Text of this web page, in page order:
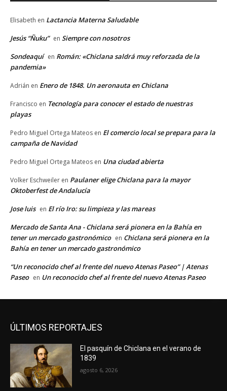
Elisabeth en Lactancia Materna Saludable
Jesús “Ñuku” en Siempre con nosotros
Sondeaquí en Román: «Chiclana saldrá muy reforzada de la
pandemia»
Adrián en Enero de 1848. Un aeronauta en Chiclana
Francisco en Tecnología para conocer el estado de nuestras
playas
Pedro Miguel Ortega Mateos en El comercio local se prepara para la
campaña de Navidad
Pedro Miguel Ortega Mateos en Una ciudad abierta
Volker Eschweiler en Paulaner elige Chiclana para la mayor
Oktoberfest de Andalucía
Jose luis en El río Iro: su limpieza y las mareas
Mercado de Santa Ana - Chiclana será pionera en la Bahía en
tener un mercado gastronómico en Chiclana será pionera en la
Bahía en tener un mercado gastronómico
“Un reconocido chef al frente del nuevo Atenas Paseo” | Atenas
Paseo en Un reconocido chef al frente del nuevo Atenas Paseo
ÚLTIMOS REPORTAJES
El pasquín de Chiclana en el verano de
1839
agosto 6, 2026